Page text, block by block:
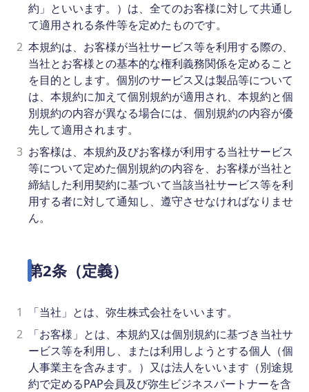
約」といいます。）は、全てのお客様に対して共通し
て適用される条件等を定めたものです。
2 本規約は、お客様が当社サービス等を利用する際の、
当社とお客様との基本的な権利義務関係を定めること
を目的とします。個別のサービス又は製品等について
は、本規約に加えて個別規約が適用され、本規約と個
別規約の内容が異なる場合には、個別規約の内容が優
先して適用されます。
3 お客様は、本規約及びお客様が利用する当社サービス
等について定めた個別規約の内容を、お客様が当社と
締結した利用契約に基づいて当該当社サービス等を利
用する者に対して通知し、遵守させなければなりませ
ん。
第2条（定義）
1
「当社」とは、弥生株式会社をいいます。
2
「お客様」とは、本規約又は個別規約に基づき当社サ
ービス等を利用し、または利用しようとする個人（個
人事業主を含みます。）又は法人をいいます（別途規
約で定めるPAP会員及び弥生ビジネスパートナーを含